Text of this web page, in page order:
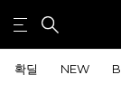
확딜 NEW